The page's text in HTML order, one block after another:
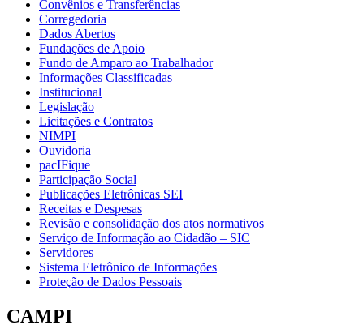
Convênios e Transferências
Corregedoria
Dados Abertos
Fundações de Apoio
Fundo de Amparo ao Trabalhador
Informações Classificadas
Institucional
Legislação
Licitações e Contratos
NIMPI
Ouvidoria
pacIFique
Participação Social
Publicações Eletrônicas SEI
Receitas e Despesas
Revisão e consolidação dos atos normativos
Serviço de Informação ao Cidadão – SIC
Servidores
Sistema Eletrônico de Informações
Proteção de Dados Pessoais
CAMPI